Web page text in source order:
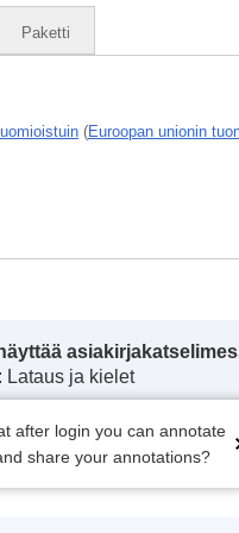
Paketti
(Euroopan unionin
Lataus ja kielet
after login you can annotate
share your annotations?